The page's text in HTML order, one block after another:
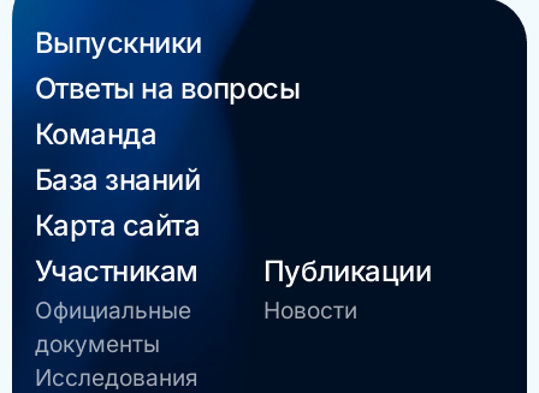
Выпускники
Ответы на вопросы
Команда
База знаний
Карта сайта
Участникам
Официальные
документы
Исследования
Публикации
Новости